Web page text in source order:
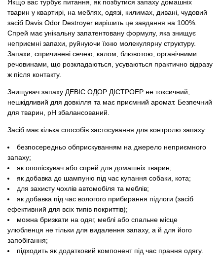
Якщо вас турбує питання, як позбутися запаху домашніх
тварин у квартирі, на меблях, одязі, килимах, дивані, чудовий
засіб Davis Odor Destroyer вирішить це завдання на 100%.
Спрей має унікальну запатентовану формулу, яка знищує
неприємні запахи, руйнуючи їхню молекулярну структуру.
Запахи, спричинені сечею, калом, блювотою, органічними
речовинами, що розкладаються, усуваються практично відразу
ж після контакту.
Знищувач запаху ДЕВІС ОДОР ДІСТРОЕР не токсичний,
нешкідливий для довкілля та має приємний аромат. Безпечний
для тварин, рН збалансований.
Засіб має кілька способів застосування для контролю запаху:
безпосередньо обприскуванням на джерело неприємного
запаху;
як ополіскувач або спрей для домашніх тварин;
як добавка до шампуню під час купання собаки, кота;
для захисту чохлів автомобіля та меблів;
як добавка під час вологого прибирання підлоги (засіб
ефективний для всіх типів покриттів);
можна бризкати на одяг, меблі або спальне місце
улюбленця не тільки для видалення запаху, а й для його
запобігання;
підходить як додатковий компонент під час прання одягу.
Хозряд - господарчі товари оптом
Популярні зоотовари
Архів / Знято з виробництва